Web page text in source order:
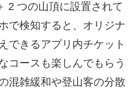
2 つの山頂に設置されて
で検知すると、オリジナ
できるアプリ内チケット
コースも楽しんでもらう
混雑緩和や登山客の分散